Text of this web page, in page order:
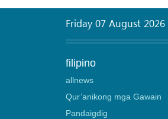
Friday 07 August 2026
filipino
allnews
Qur’anikong mga Gawain
Pandaigdig